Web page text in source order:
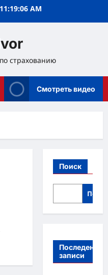
11:19:07 AM
страхованию
Смотреть видео
Поиск
Поиск
Последение
записи